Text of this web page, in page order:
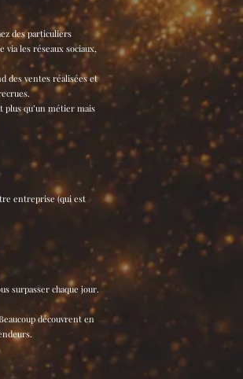
des particuliers
via les réseaux sociaux,
des ventes réalisées et
plus qu’un métier mais
entreprise (qui est
surpasser chaque jour.
découvrent en